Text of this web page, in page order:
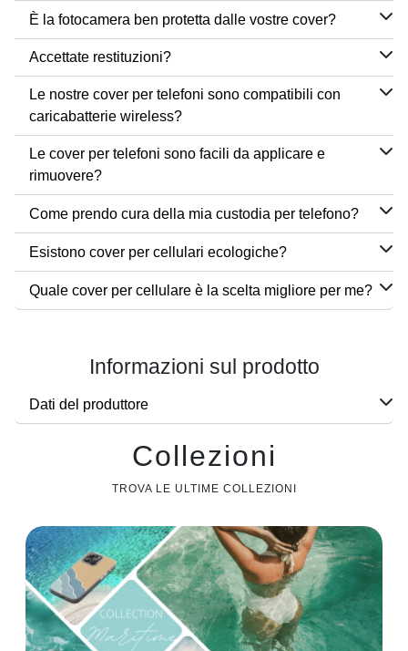
È la fotocamera ben protetta dalle vostre cover?
Accettate restituzioni?
Le nostre cover per telefoni sono compatibili con
caricabatterie wireless?
Le cover per telefoni sono facili da applicare e
rimuovere?
Come prendo cura della mia custodia per telefono?
Esistono cover per cellulari ecologiche?
Quale cover per cellulare è la scelta migliore per me?
Informazioni sul prodotto
Dati del produttore
Collezioni
TROVA LE ULTIME COLLEZIONI